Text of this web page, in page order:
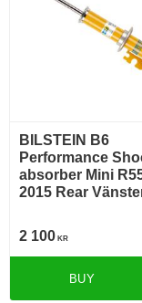
BILSTEIN B6
Performance
absorber Mini
2015 Rear
2 100 KR
BUY